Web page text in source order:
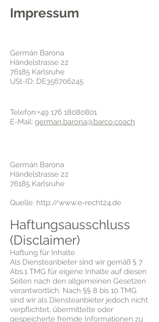
Impressum
Germán Barona
Händelstrasse 22
76185 Karlsruhe
USt-ID: DE356706245
Telefon:+49 176 18080801
E-Mail: german.barona@barco.coach
Germán Barona
Händelstrasse 22
76185 Karlsruhe
Quelle: http://www.e-recht24.de
Haftungsausschluss
(Disclaimer)
Haftung für Inhalte
Als Diensteanbieter sind wir gemäß § 7
Abs.1 TMG für eigene Inhalte auf diesen
Seiten nach den allgemeinen Gesetzen
verantwortlich. Nach §§ 8 bis 10 TMG
sind wir als Diensteanbieter jedoch nicht
verpflichtet, übermittelte oder
gespeicherte fremde Informationen zu